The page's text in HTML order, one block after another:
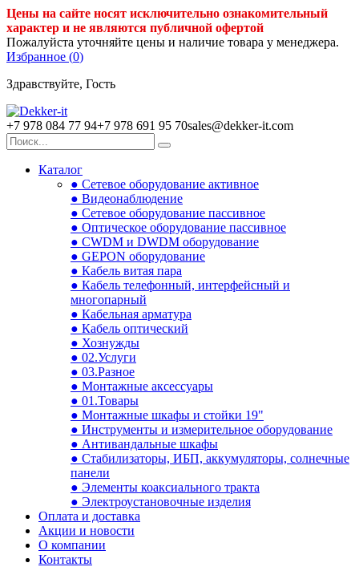
Цены на сайте носят исключительно ознакомительный
характер и не являются публичной офертой
Пожалуйста уточняйте цены и наличие товара у менеджера.
Избранное (0)
Здравствуйте, Гость
+7 978 084 77 94+7 978 691 95 70sales@dekker-it.com
Каталог
● Сетевое оборудование активное
● Видеонаблюдение
● Сетевое оборудование пассивное
● Оптическое оборудование пассивное
● CWDM и DWDM оборудование
● GEPON оборудование
● Кабель витая пара
● Кабель телефонный, интерфейсный и
многопарный
● Кабельная арматура
● Кабель оптический
● Хознужды
● 02.Услуги
● 03.Разное
● Монтажные аксессуары
● 01.Товары
● Монтажные шкафы и стойки 19"
● Инструменты и измерительное оборудование
● Антивандальные шкафы
● Стабилизаторы, ИБП, аккумуляторы, солнечные
панели
● Элементы коаксиального тракта
● Электроустановочные изделия
Оплата и доставка
Акции и новости
О компании
Контакты